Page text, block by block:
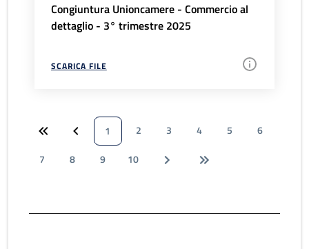
Congiuntura Unioncamere - Commercio al
dettaglio - 3° trimestre 2025
SCARICA FILE
1 2 3 4 5
6
7
8 9 10